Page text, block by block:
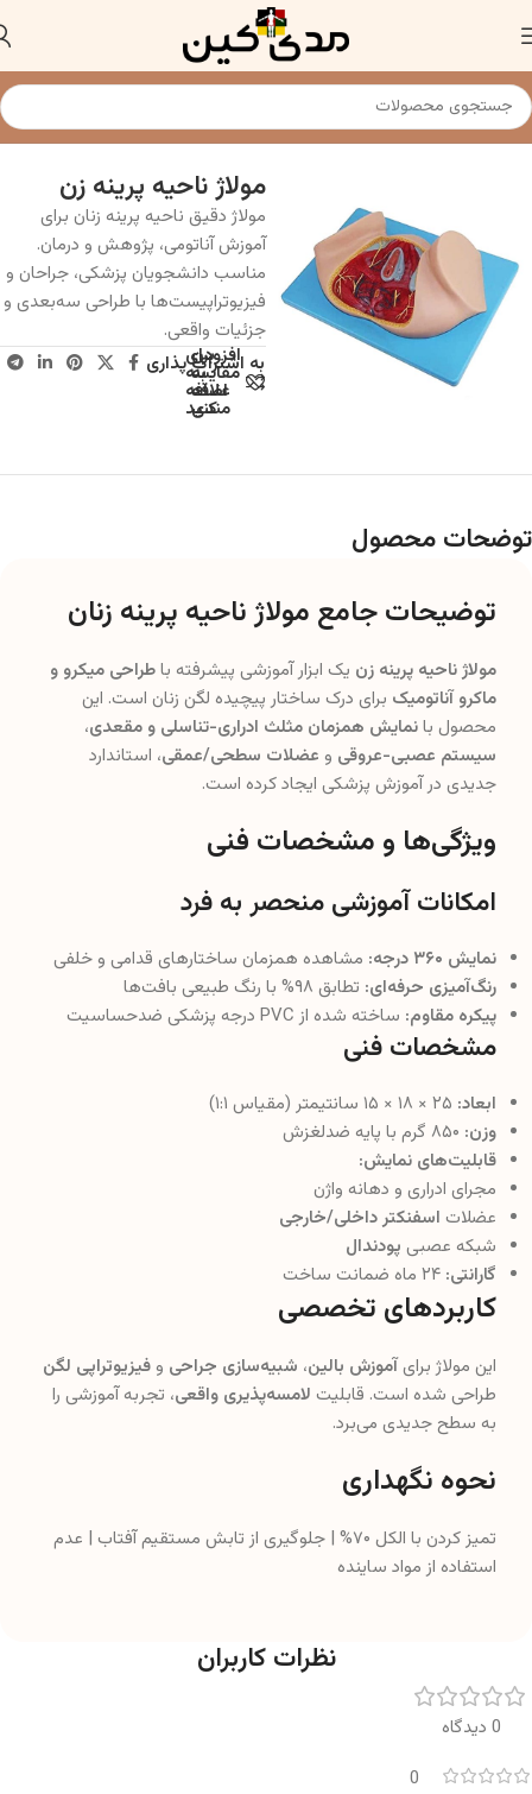
خانه مولاژ و مدل های آناتومی
مولاژ ناحیه پرینه زن
مولاژ دقیق ناحیه پرینه زنان برای
آموزش آناتومی، پژوهش و درمان.
مناسب دانشجویان پزشکی، جراحان و
فیزیوتراپیست‌ها با طراحی سه‌بعدی و
جزئیات واقعی.
برای
مقایسه
اضافه
کنید
افزودن
به
علاقه
مندی
به اشتراک پذاری
توضحات محصول
توضیحات جامع مولاژ ناحیه پرینه زنان
مولاژ ناحیه پرینه زن یک ابزار آموزشی پیشرفته باطراحی میکرو و
ماکرو آناتومیک برای درک ساختار پیچیده لگن زنان است. این
محصول بانمایش همزمان مثلث ادراری-تناسلی و مقعدی،
سیستم عصبی-عروقی و عضلات سطحی/عمقی، استاندارد
جدیدی در آموزش پزشکی ایجاد کرده است.
ویژگی‌ها و مشخصات فنی
امکانات آموزشی منحصر به فرد
نمایش ۳۶۰ درجه:
مشاهده همزمان ساختارهای قدامی و خلفی
رنگ‌آمیزی حرفه‌ای: تطابق ۹۸% با رنگ طبیعی بافت‌ها
پیکره مقاوم: ساخته شده از PVC درجه پزشکی ضدحساسیت
مشخصات فنی
ابعاد:
وزن:
قابلیت‌های نمایش:
مجرای ادراری و دهانه واژن
عضلات اسفنکتر داخلی/خارجی
شبکه عصبی پودندال
گارانتی:
کاربردهای تخصصی
این مولاژ برایآموزش بالین، شبیه‌سازی جراحی و فیزیوتراپی لگن
طراحی شده است. قابلیت لامسه‌پذیری واقعی، تجربه آموزشی را
به سطح جدیدی می‌برد.
نحوه نگهداری
تمیز کردن با الکل ۷۰% | جلوگیری از تابش مستقیم آفتاب | عدم
استفاده از مواد ساینده
نظرات کاربران
0 دیدگاه
0